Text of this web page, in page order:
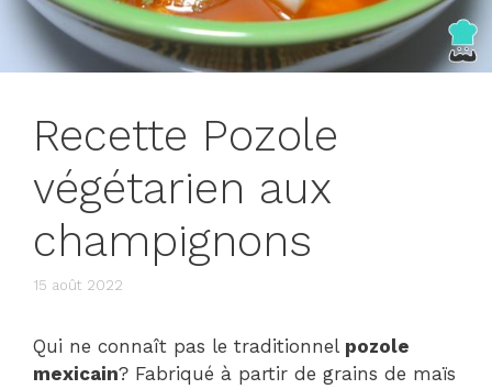
Recette Pozole
végétarien aux
champignons
15 août 2022
Qui ne connaît pas le traditionnel pozole
mexicain? Fabriqué à partir de grains de maïs